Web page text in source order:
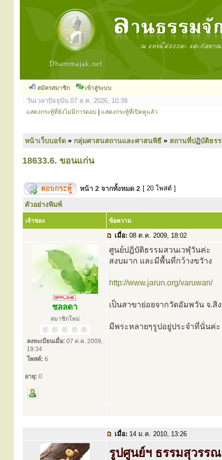
สมัครสมาชิก เข้าสู่ระบบ
วันเวลาปัจจุบัน 07 ส.ค. 2026, 10:39
แสดงกระทู้ที่ยังไม่มีการตอบ แสดงกระทู้ที่เปิดดูแล้ว
หน้าเว็บบอร์ด » กลุ่มศาสนสถานและศาสนพิธี » สถานที่ปฏิบัติธร
18633.6. ขอนแก่น
หน้า 2 จากทั้งหมด 2 [ 20 โพสต์ ]
ตัวอย่างพิมพ์
เจ้าของ ข้อความ
เมื่อ: 08 ต.ค. 2009, 18:02
ชลลดา
สมาชิกใหม่
ลงทะเบียนเมื่อ: 07 ต.ค. 2009,
19:34
โพสต์: 6
อายุ: 0
ศูนย์ปฎิบัติธรรมสวนเวฬุวันค่ะ
สงบมาก และมีพื้นที่กว้างขวัาง
http://www.jarun.org/varuwan/
เป็นสาขาย่อยจากวัดอัมพวัน จ.
มีพระหลายๆรูปอยู่ประจำที่นั่นค่
เมื่อ: 14 ม.ค. 2010, 13:26
รูปศูนย์ฯ ธรรมสุวรร